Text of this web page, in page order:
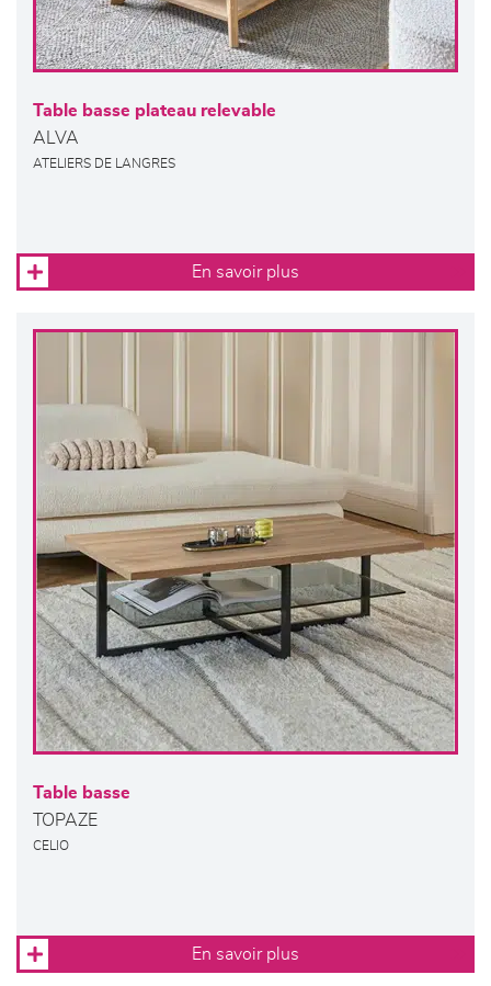
Table basse plateau relevable
ALVA
ATELIERS DE LANGRES
En savoir plus
Table basse
TOPAZE
CELIO
En savoir plus